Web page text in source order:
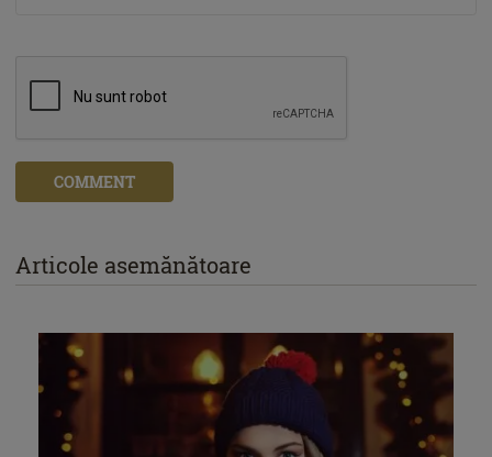
COMMENT
Articole asemănătoare